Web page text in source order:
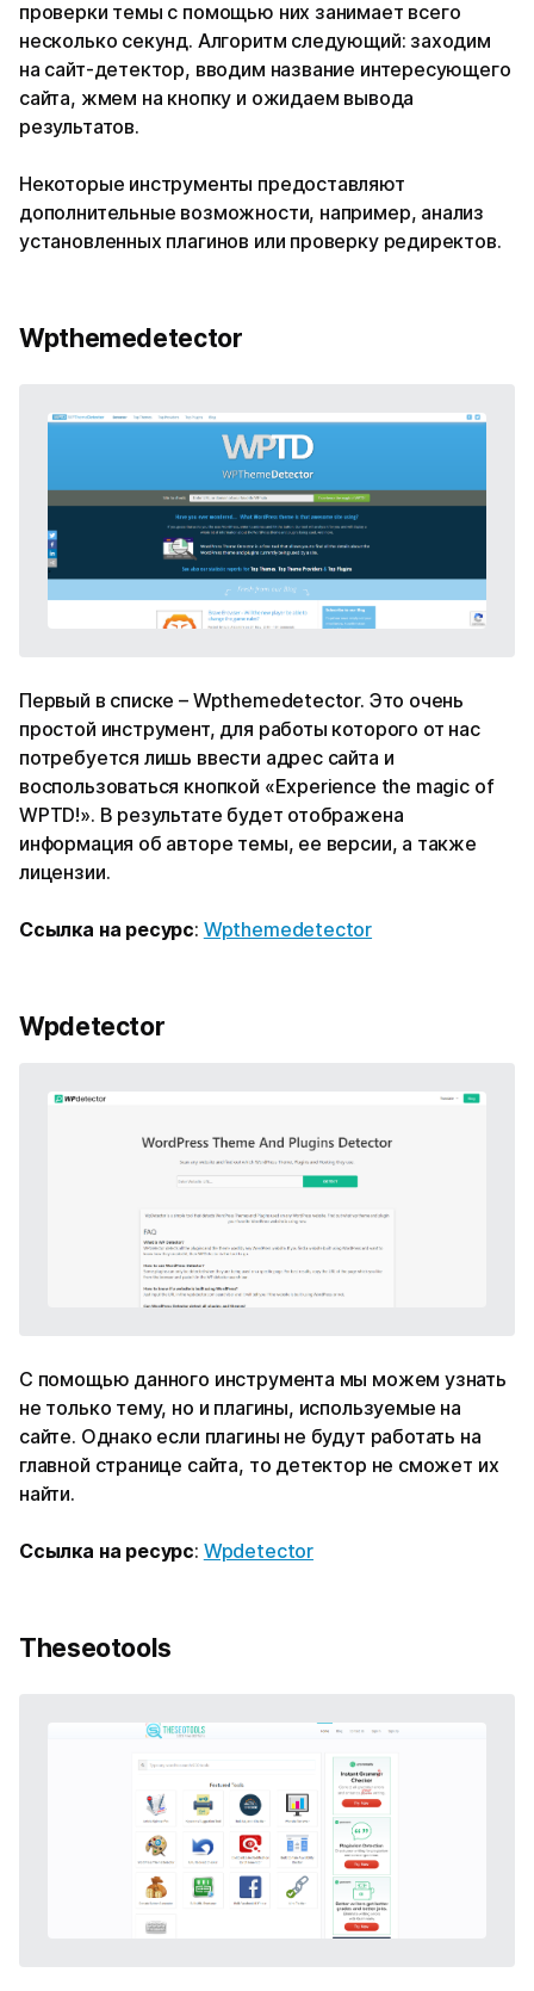
проверки темы с помощью них занимает всего
несколько секунд. Алгоритм следующий: заходим
на сайт-детектор, вводим название интересующего
сайта, жмем на кнопку и ожидаем вывода
результатов.
Некоторые инструменты предоставляют
дополнительные возможности, например, анализ
установленных плагинов или проверку редиректов.
Wpthemedetector
Первый в списке – Wpthemedetector. Это очень
простой инструмент, для работы которого от нас
потребуется лишь ввести адрес сайта и
воспользоваться кнопкой «Experience the magic of
WPTD!». В результате будет отображена
информация об авторе темы, ее версии, а также
лицензии.
Ссылка на ресурс: Wpthemedetector
Wpdetector
С помощью данного инструмента мы можем узнать
не только тему, но и плагины, используемые на
сайте. Однако если плагины не будут работать на
главной странице сайта, то детектор не сможет их
найти.
Ссылка на ресурс: Wpdetector
Theseotools